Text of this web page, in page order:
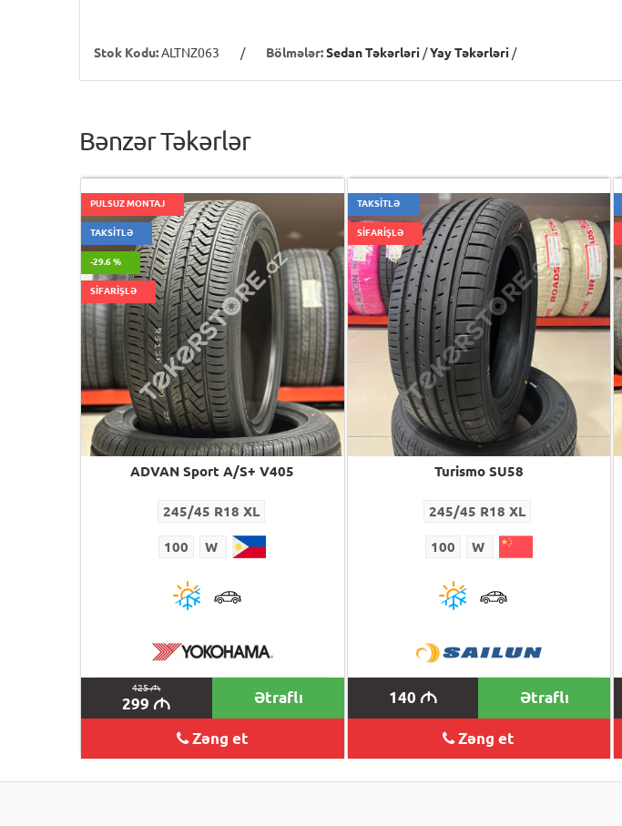
Stok Kodu:ALTNZ063 / Bölmələr:Sedan Təkərləri /Yay Təkərləri /
Bənzər Təkərlər
PULSUZ MONTAJ
TAKSİTLƏ
-29.6 %
SİFARİŞLƏ
ADVAN Sport A/S+ V405
245/45 R18 XL
100 W
425M
299 M Ətraflı
Zəng et
TAKSİTLƏ
SİFARİŞLƏ
Turismo SU58
245/45 R18 XL
100 W
140 M Ətraflı
Zəng et